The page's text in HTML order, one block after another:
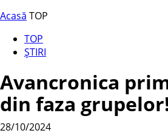
Acasă TOP
TOP
ȘTIRI
Avancronica
din faza
28/10/2024